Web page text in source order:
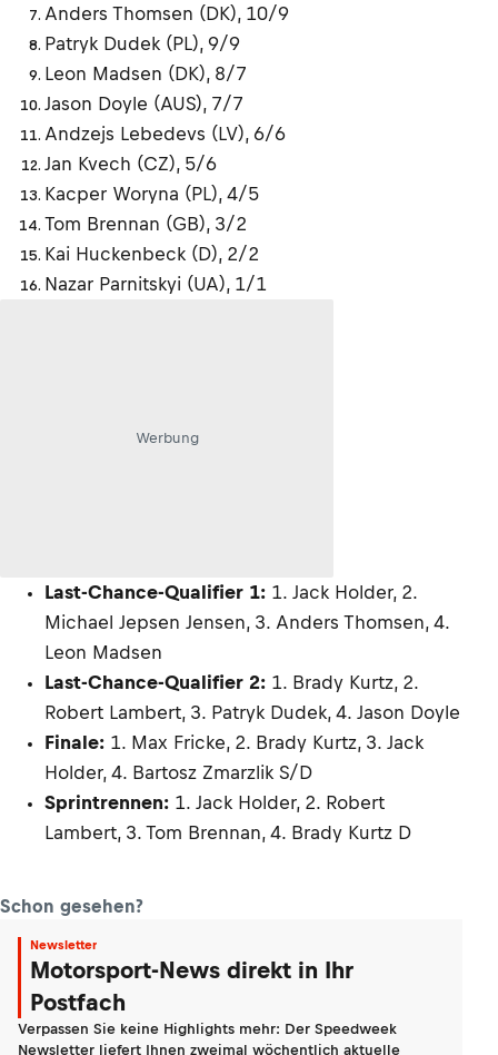
Anders Thomsen (DK), 10/9
Patryk Dudek (PL), 9/9
Leon Madsen (DK), 8/7
Jason Doyle (AUS), 7/7
Andzejs Lebedevs (LV), 6/6
Jan Kvech (CZ), 5/6
Kacper Woryna (PL), 4/5
Tom Brennan (GB), 3/2
Kai Huckenbeck (D), 2/2
Nazar Parnitskyi (UA), 1/1
Werbung
Last-Chance-Qualifier 1: 1. Jack Holder, 2.
Michael Jepsen Jensen, 3. Anders Thomsen, 4.
Leon Madsen
Last-Chance-Qualifier 2: 1. Brady Kurtz, 2.
Robert Lambert, 3. Patryk Dudek, 4. Jason Doyle
Finale: 1. Max Fricke, 2. Brady Kurtz, 3. Jack
Holder, 4. Bartosz Zmarzlik S/D
Sprintrennen: 1. Jack Holder, 2. Robert
Lambert, 3. Tom Brennan, 4. Brady Kurtz D
Schon gesehen?
Newsletter
Motorsport-News direkt in Ihr
Postfach
Verpassen Sie keine Highlights mehr: Der Speedweek
Newsletter liefert Ihnen zweimal wöchentlich aktuelle